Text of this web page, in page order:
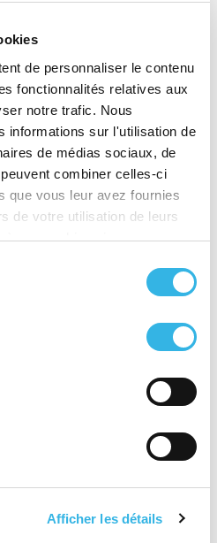
de personnaliser le contenu
fonctionnalités relatives aux
notre trafic. Nous
informations sur l'utilisation de
de médias sociaux, de
combiner celles-ci
que vous leur avez fournies
de votre utilisation de leurs
à nos cookies si vous
Afficher les détails
dans les
où les prix
des
toutes
être mises
projet, nous
que des
et locales
à court terme à
du coût de
reposent
Le